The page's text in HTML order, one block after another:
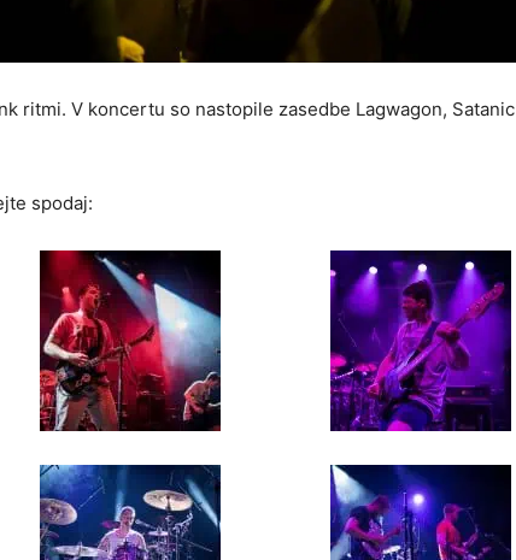
ritmi. V koncertu so nastopile zasedbe Lagwagon, Satanic
spodaj: